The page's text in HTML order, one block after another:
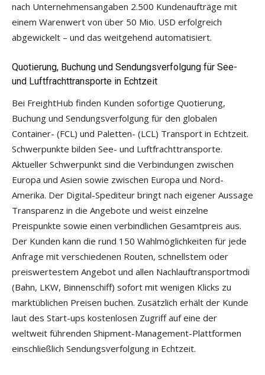
nach Unternehmensangaben 2.500 Kundenaufträge mit
einem Warenwert von über 50 Mio. USD erfolgreich
abgewickelt – und das weitgehend automatisiert.
Quotierung, Buchung und Sendungsverfolgung für See-
und Luftfrachttransporte in Echtzeit
Bei FreightHub finden Kunden sofortige Quotierung,
Buchung und Sendungsverfolgung für den globalen
Container- (FCL) und Paletten- (LCL) Transport in Echtzeit.
Schwerpunkte bilden See- und Luftfrachttransporte.
Aktueller Schwerpunkt sind die Verbindungen zwischen
Europa und Asien sowie zwischen Europa und Nord-
Amerika. Der Digital-Spediteur bringt nach eigener Aussage
Transparenz in die Angebote und weist einzelne
Preispunkte sowie einen verbindlichen Gesamtpreis aus.
Der Kunden kann die rund 150 Wahlmöglichkeiten für jede
Anfrage mit verschiedenen Routen, schnellstem oder
preiswertestem Angebot und allen Nachlauftransportmodi
(Bahn, LKW, Binnenschiff) sofort mit wenigen Klicks zu
marktüblichen Preisen buchen. Zusätzlich erhält der Kunde
laut des Start-ups kostenlosen Zugriff auf eine der
weltweit führenden Shipment-Management-Plattformen
einschließlich Sendungsverfolgung in Echtzeit.